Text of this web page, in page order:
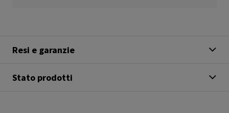
Resi e garanzie
Stato prodotti